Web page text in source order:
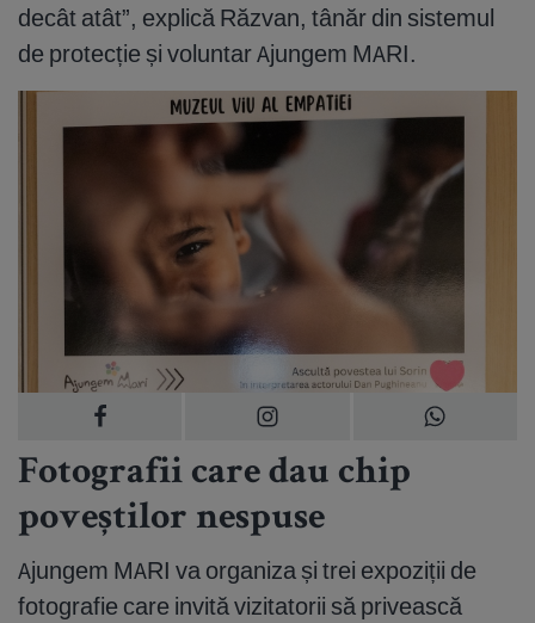
decât atât”, explică Răzvan, tânăr din sistemul
de protecție și voluntar Ajungem MARI.
Fotografii care dau chip
poveștilor nespuse
Ajungem MARI va organiza și trei expoziții de
fotografie care invită vizitatorii să privească